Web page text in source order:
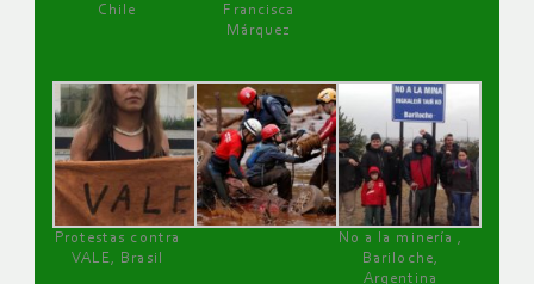
Chile
Francisca
Márquez
Protestas contra
VALE, Brasil
No a la minería ,
Bariloche,
Argentina